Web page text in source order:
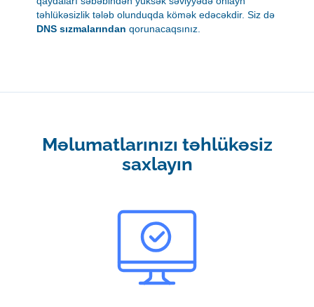
təhlükəsizlik tələb olunduqda kömək edəcəkdir. Siz də
DNS sızmalarından qorunacaqsınız.
Məlumatlarınızı təhlükəsiz
saxlayın